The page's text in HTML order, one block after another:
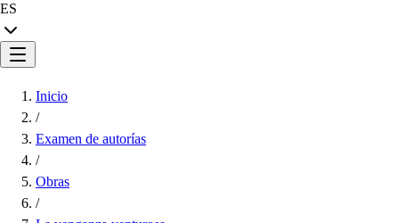
ES
Inicio
/
Examen de autorías
/
Obras
/